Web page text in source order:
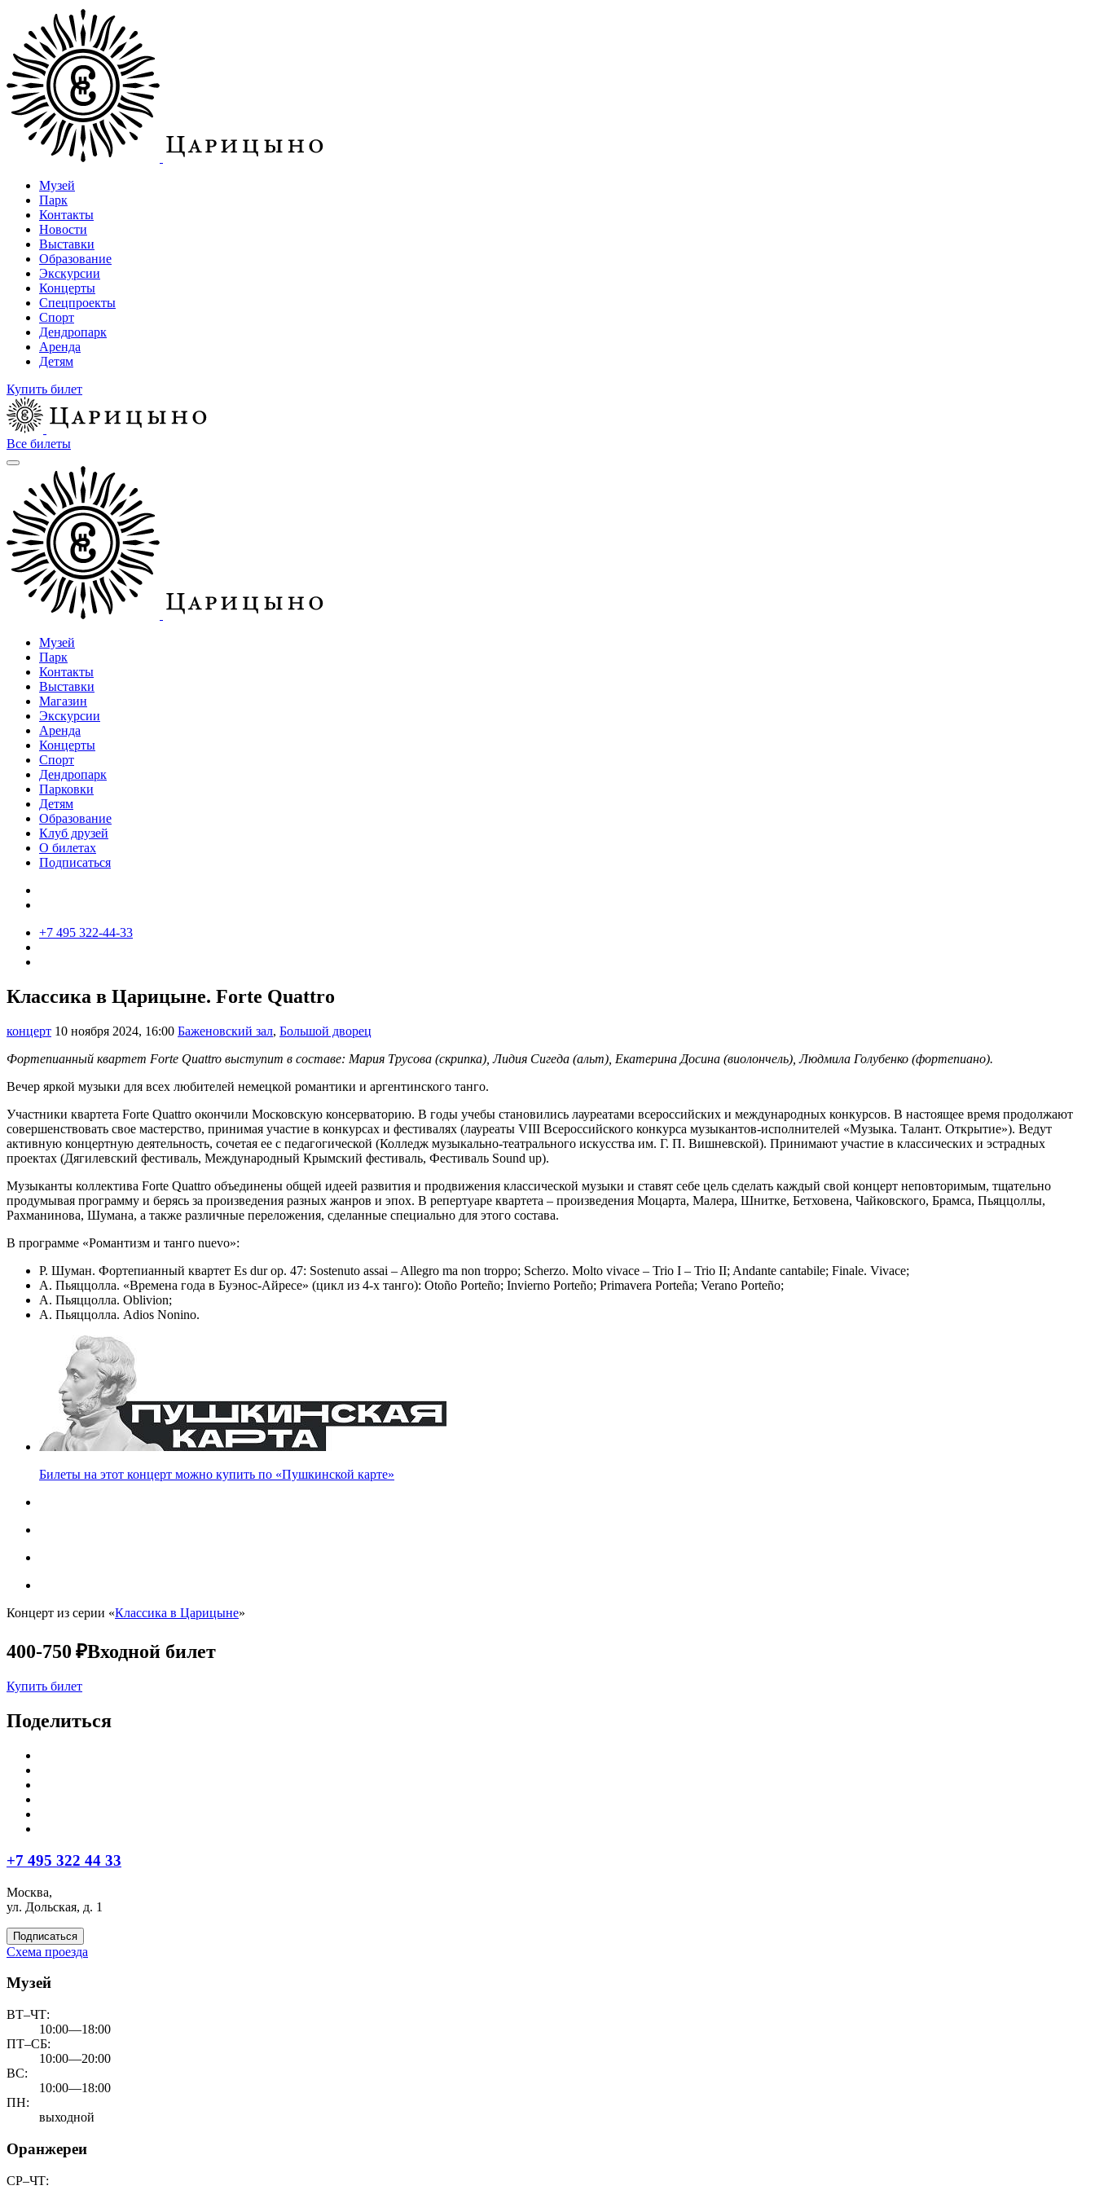
Музей
Парк
Контакты
Новости
Выставки
Образование
Экскурсии
Концерты
Спецпроекты
Спорт
Дендропарк
Аренда
Детям
Купить билет
Все билеты
Музей
Парк
Контакты
Выставки
Магазин
Экскурсии
Аренда
Концерты
Спорт
Дендропарк
Парковки
Детям
Образование
Клуб друзей
О билетах
Подписаться
+7 495 322-44-33
Классика в Царицыне. Forte Quattro
концерт 10 ноября 2024, 16:00 Баженовский зал, Большой дворец
Фортепианный квартет Forte Quattro выступит в составе: Мария Трусова (скрипка), Лидия Сигеда (альт), Екатерина Досина (виолончель), Людмила Голубенко (фортепиано).
Вечер яркой музыки для всех любителей немецкой романтики и аргентинского танго.
Участники квартета Forte Quattro окончили Московскую консерваторию. В годы учебы становились лауреатами всероссийских и международных конкурсов. В настоящее время продолжают
совершенствовать свое мастерство, принимая участие в конкурсах и фестивалях (лауреаты VIII Всероссийского конкурса музыкантов-исполнителей «Музыка. Талант. Открытие»). Ведут
активную концертную деятельность, сочетая ее с педагогической (Колледж музыкально-театрального искусства им. Г. П. Вишневской). Принимают участие в классических и эстрадных
проектах (Дягилевский фестиваль, Международный Крымский фестиваль, Фестиваль Sound up).
Музыканты коллектива Forte Quattro объединены общей идеей развития и продвижения классической музыки и ставят себе цель сделать каждый свой концерт неповторимым, тщательно
продумывая программу и берясь за произведения разных жанров и эпох. В репертуаре квартета – произведения Моцарта, Малера, Шнитке, Бетховена, Чайковского, Брамса, Пьяццоллы,
Рахманинова, Шумана, а также различные переложения, сделанные специально для этого состава.
В программе «Романтизм и танго nuevo»:
Р. Шуман. Фортепианный квартет Es dur op. 47: Sostenuto assai – Allegro ma non troppo; Scherzo. Molto vivace – Trio I – Trio II; Andante cantabile; Finale. Vivace;
А. Пьяццолла. «Времена года в Буэнос-Айресе» (цикл из 4-х танго): Otoño Porteño; Invierno Porteño; Primavera Porteña; Verano Porteño;
А. Пьяццолла. Oblivion;
А. Пьяццолла. Adios Nonino.
Билеты на этот концерт можно купить по «Пушкинской карте»
Концерт из серии «Классика в Царицыне»
400-750 ₽Входной билет
Купить билет
Поделиться
+7 495 322 44 33
Москва,
ул. Дольская, д. 1
Подписаться
Схема проезда
Музей
ВТ–ЧТ:
10:00—18:00
ПТ–СБ:
10:00—20:00
ВС:
10:00—18:00
ПН:
выходной
Оранжереи
СР–ЧТ: